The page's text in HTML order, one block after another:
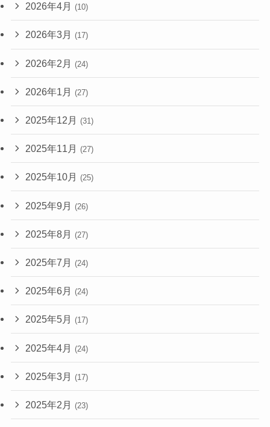
2026年4月 (10)
2026年3月 (17)
2026年2月 (24)
2026年1月 (27)
2025年12月 (31)
2025年11月 (27)
2025年10月 (25)
2025年9月 (26)
2025年8月 (27)
2025年7月 (24)
2025年6月 (24)
2025年5月 (17)
2025年4月 (24)
2025年3月 (17)
2025年2月 (23)